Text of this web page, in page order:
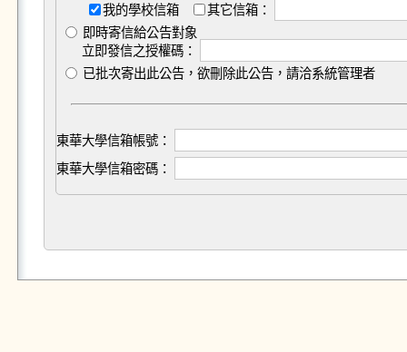
我的學校信箱
其它信箱：
即時寄信給公告對象
立即發信之授權碼：
已批次寄出此公告，欲刪除此公告，請洽系統管理者
東華大學信箱帳號：
東華大學信箱密碼：